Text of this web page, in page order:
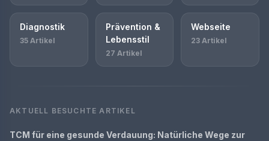
Diagnostik
35 Artikel
Prävention &
Lebensstil
27 Artikel
Webseite
23 Artikel
AKTUELL BESUCHTE ARTIKEL
TCM für eine gesunde Verdauung: Natürliche Wege zur